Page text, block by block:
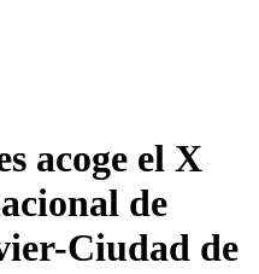
acoge el X
de
Ciudad de